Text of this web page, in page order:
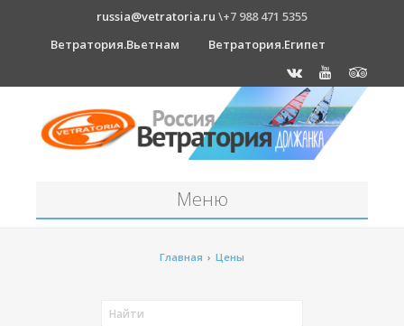
russia@vetratoria.ru \+7 988 471 5355
Ветратория.Вьетнам
Ветратория.Египет
Меню
Главная › Цены